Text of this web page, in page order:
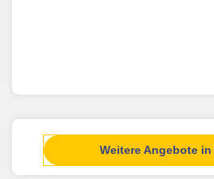
Weitere Angebote in